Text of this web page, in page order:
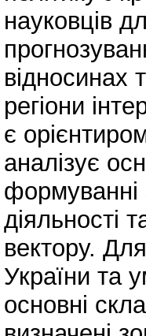
науковців
відносинах
регіони
є
аналізує
формуванні
діяльності
вектору.
України та
основні